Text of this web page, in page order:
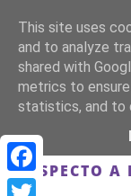
Facebook
LUCES Y
RESPECTO
This site uses
and to analyze
shared with
metrics to
statistics, and to